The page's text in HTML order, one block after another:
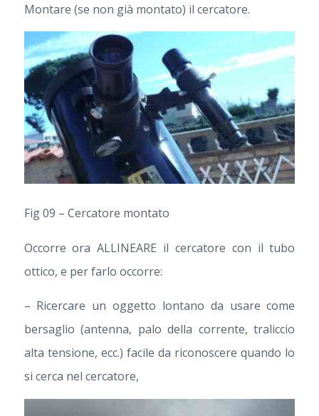
Montare (se non già montato) il cercatore.
Fig 09 – Cercatore montato
Occorre ora ALLINEARE il cercatore con il tubo
ottico, e per farlo occorre:
– Ricercare un oggetto lontano da usare come
bersaglio (antenna, palo della corrente, traliccio
alta tensione, ecc.) facile da riconoscere quando lo
si cerca nel cercatore,